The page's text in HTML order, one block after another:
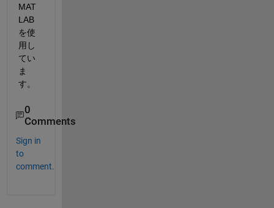
MAT
LAB
を使
用し
てい
ま
す。
0
Comments
Sign in
to
comment.